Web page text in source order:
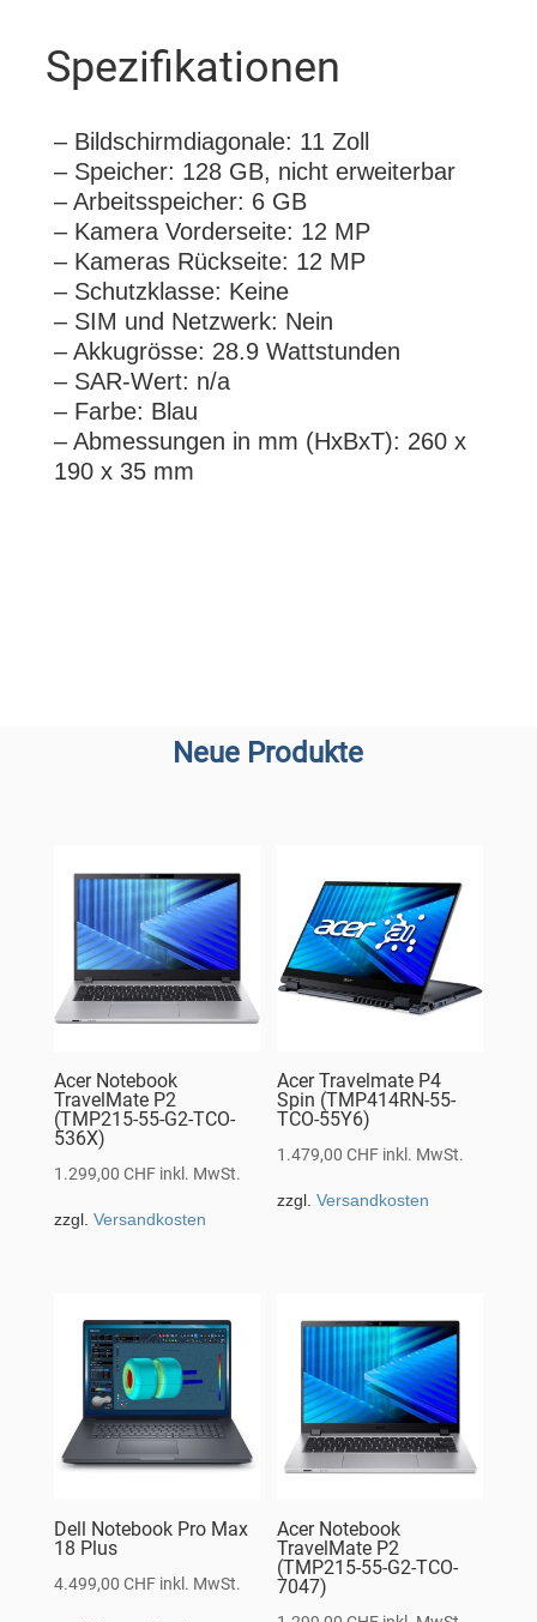
Spezifikationen
– Bildschirmdiagonale: 11 Zoll
– Speicher: 128 GB, nicht erweiterbar
– Arbeitsspeicher: 6 GB
– Kamera Vorderseite: 12 MP
– Kameras Rückseite: 12 MP
– Schutzklasse: Keine
– SIM und Netzwerk: Nein
– Akkugrösse: 28.9 Wattstunden
– SAR-Wert: n/a
– Farbe: Blau
– Abmessungen in mm (HxBxT): 260 x
190 x 35 mm
Neue Produkte
Acer Notebook
TravelMate P2
(TMP215-55-G2-TCO-
536X)
1.299,00 CHF inkl. MwSt.
zzgl. Versandkosten
Acer Travelmate P4
Spin (TMP414RN-55-
TCO-55Y6)
1.479,00CHF inkl. MwSt.
zzgl.Versandkosten
Dell Notebook Pro Max
18 Plus
4.499,00 CHF inkl. MwSt.
Acer Notebook
TravelMate P2
(TMP215-55-G2-TCO-
7047)